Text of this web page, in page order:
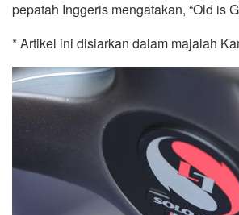
pepatah Inggeris mengatakan, “Old is
* Artikel ini disiarkan dalam majalah